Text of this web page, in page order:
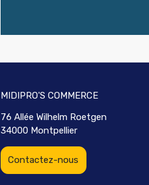
MIDIPRO'S COMMERCE
76 Allée Wilhelm Roetgen
34000 Montpellier
Contactez-nous